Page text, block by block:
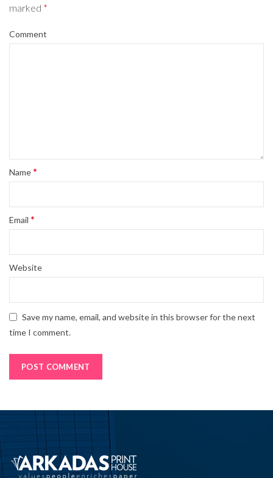
marked *
Comment
Name*
Email *
Website
Save my name, email, and website in this browser for the next
time I comment.